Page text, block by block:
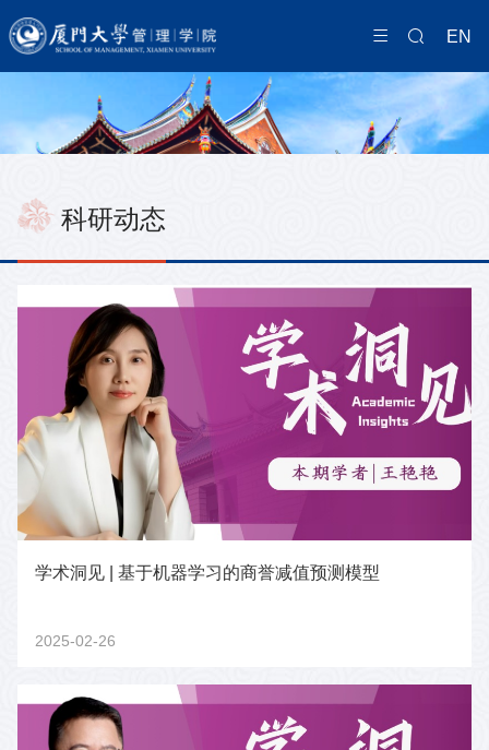
EN
科研动态
学术洞见 | 基于机器学习的商誉减值预测模型
2025-02-26